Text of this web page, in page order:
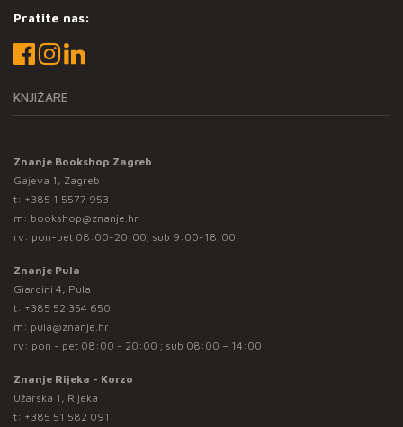
Pratite nas:
KNJIŽARE
Znanje Bookshop Zagreb
Gajeva 1, Zagreb
t: +385 1 5577 953
m: bookshop@znanje.hr
rv: pon-pet 08:00-20:00; sub 9:00-18:00
Znanje Pula
Giardini 4, Pula
t: +385 52 354 650
m: pula@znanje.hr
rv: pon - pet 08:00 - 20:00 ; sub 08:00 – 14:00
Znanje Rijeka - Korzo
Užarska 1, Rijeka
t: +385 51 582 091